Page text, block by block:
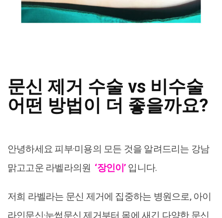
문신 제거 수술 vs 비수술
어떤 방법이 더 좋을까요?
안녕하세요 피부·미용의 모든 것을 알려드리는 강남
맑고고운 라벨라의원 ‘장인이’ 입니다.
저희 라벨라는 문신 제거에 집중하는 병원으로, 아이
라인문신·눈썹문신 제거부터 몸에 새긴 다양한 문신